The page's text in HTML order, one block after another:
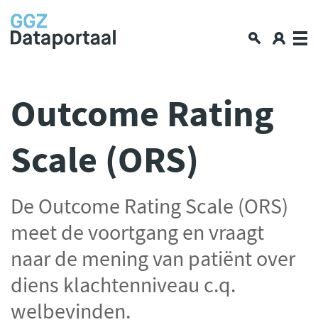
Openbare GGZ-cijfers
Spiegelinformatie
Workshop
GGZ Data blogs
Lerende netwerken
Nieuws en interviews
Data en privacy
Aan de slag met data delen
CGTp Check
Outcome Rating
Scale (ORS)
De Outcome Rating Scale (ORS)
meet de voortgang en vraagt
naar de mening van patiënt over
diens klachtenniveau c.q.
welbevinden.